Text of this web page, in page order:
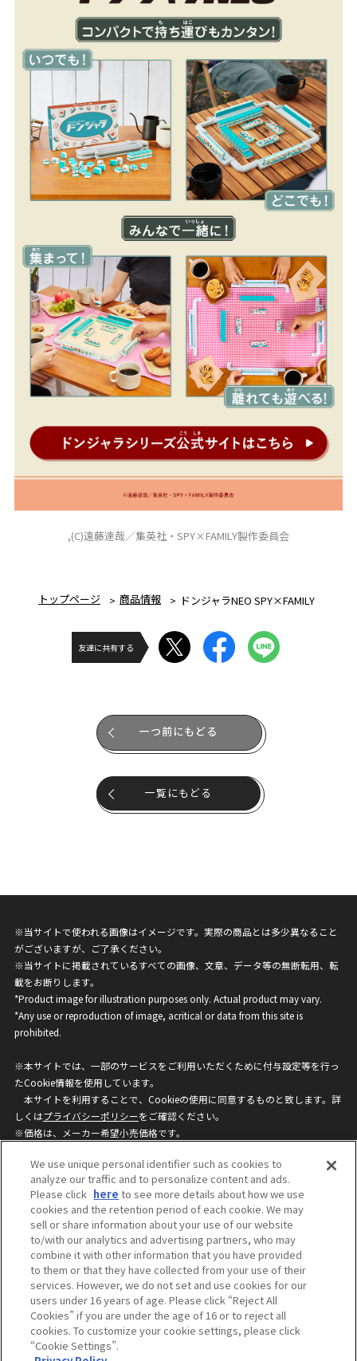
,(C)遠藤達哉／集英社・SPY×FAMILY製作委員会
トップページ 商品情報 ドンジャラNEO SPY×FAMILY
友達に共有する
一つ前にもどる
一覧にもどる
※当サイトで使われる画像はイメージです。実際の商品とは多少異なること
がございますが、ご了承ください。
※当サイトに掲載されているすべての画像、文章、データ等の無断転用、転
載をお断りします。
*Product image for illustration purposes only. Actual product may vary.
*Any use or reproduction of image, acritical or data from this site is
prohibited.
※本サイトでは、一部のサービスをご利用いただくために付与設定等を行っ
たCookie情報を使用しています。
本サイトを利用することで、Cookieの使用に同意するものと致します。詳
しくはプライバシーポリシーをご確認ください。
※価格は、メーカー希望小売価格です。
ざいますのでご了承ください。
privacypolicy
Do Not Sell or Share My
Personal Information
ウェブサイトご利用条件
ソーシャルメディアポリシー
個人情報保護方針
お問い合わせ
©BANDAI
We use unique personal identifier such as cookies to
analyze our traffic and to personalize content and ads.
Please click here to see more details about how we use
cookies and the retention period of each cookie. We may
sell or share information about your use of our website
to/with our analytics and advertising partners, who may
combine it with other information that you have provided
to them or that they have collected from your use of their
services. However, we do not set and use cookies for our
users under 16 years of age. Please click “Reject All
Cookies” if you are under the age of 16 or to reject all
cookies. To customize your cookie settings, please click
“Cookie Settings”.